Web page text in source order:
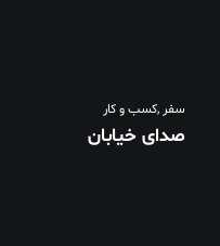
سفر ,کسب و کار
صدای خیابان